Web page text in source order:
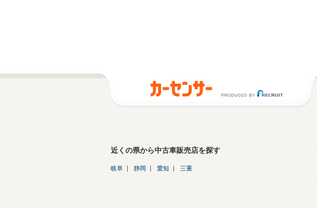
近くの県から中古車販売店を探す
岐阜 静岡 愛知 三重